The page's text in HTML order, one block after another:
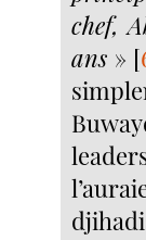
chef,
ans » [